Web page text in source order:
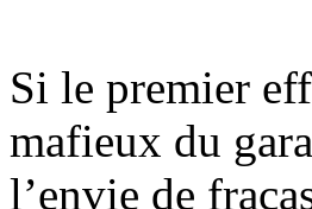
Si le premier
mafieux du
l’envie de